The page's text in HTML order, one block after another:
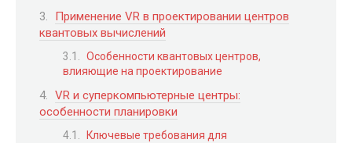
Применение VR в проектировании центров
квантовых вычислений
Особенности квантовых центров,
влияющие на проектирование
VR и суперкомпьютерные центры:
особенности планировки
Ключевые требования для